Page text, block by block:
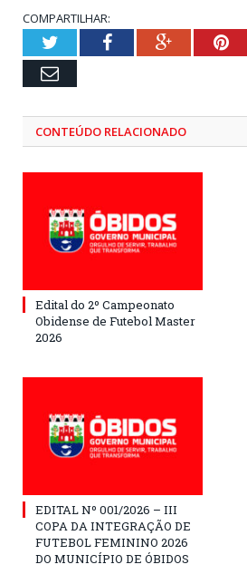
COMPARTILHAR:
TwitterFacebookGoogle+
Email
CONTEÚDO RELACIONADO
Edital do 2º Campeonato
Obidense de Futebol Master
2026
EDITAL Nº 001/2026 – III
COPA DA INTEGRAÇÃO DE
FUTEBOL FEMININO 2026
DO MUNICÍPIO DE ÓBIDOS